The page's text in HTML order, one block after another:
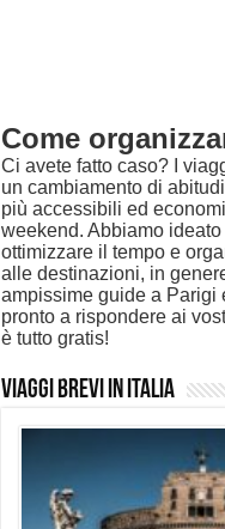
Come
Ci avete fatto caso? I
un cambiamento di
più accessibili ed
weekend. Abbiamo
ottimizzare il tempo e
alle destinazioni, in
ampissime guide a Parigi
pronto a rispondere ai
è tutto gratis!
Viaggi Brevi in Italia